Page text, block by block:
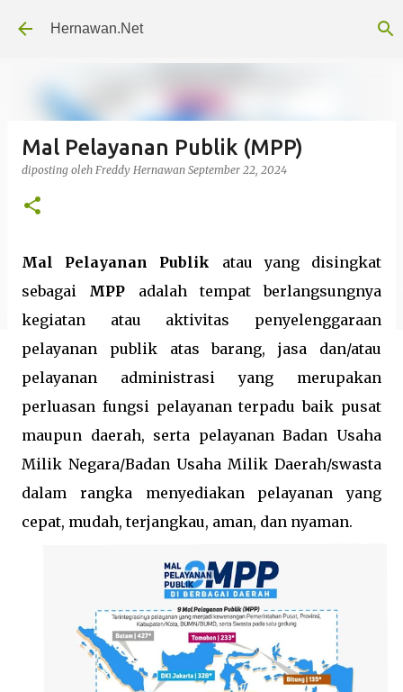
Langsung ke konten utama
Hernawan.Net
Mal Pelayanan Publik (MPP)
diposting oleh Freddy Hernawan September 22, 2024
Mal Pelayanan Publik atau yang disingkat
sebagai MPP adalah tempat berlangsungnya
kegiatan atau aktivitas penyelenggaraan
pelayanan publik atas barang, jasa dan/atau
pelayanan administrasi yang merupakan
perluasan fungsi pelayanan terpadu baik pusat
maupun daerah, serta pelayanan Badan Usaha
Milik Negara/Badan Usaha Milik Daerah/swasta
dalam rangka menyediakan pelayanan yang
cepat, mudah, terjangkau, aman, dan nyaman.